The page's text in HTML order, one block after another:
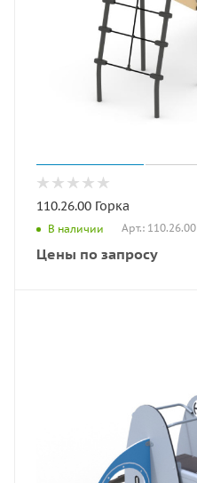
110.26.00 Горка
В наличии Арт.: 110.26.00
Цены по запросу